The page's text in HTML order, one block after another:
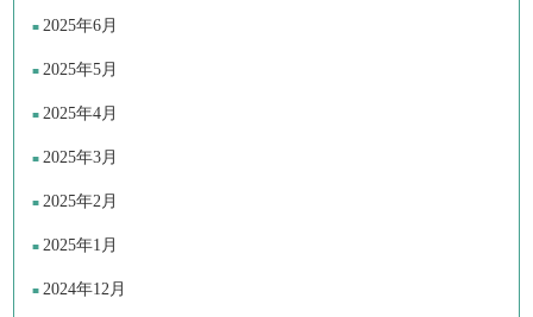
2025年6月
2025年5月
2025年4月
2025年3月
2025年2月
2025年1月
2024年12月